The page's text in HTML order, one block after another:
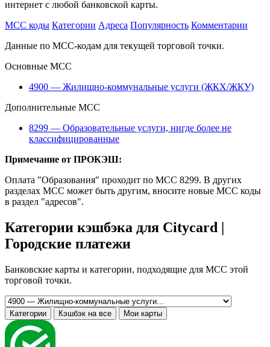
интернет с любой банковской карты.
MCC коды Категории Адреса Популярность Комментарии
Данные по MCC-кодам для текущей торговой точки.
Основные MCC
4900 — Жилищно-коммунальные услуги (ЖКХ/ЖКУ)
Дополнительные MCC
8299 — Образовательные услуги, нигде более не
классифицированные
Примечание от ПРОКЭШ:
Оплата "Образования" проходит по МСС 8299. В других
разделах МСС может быть другим, вносите новые МСС коды
в раздел "адресов".
Категории кэшбэка для Citycard |
Городские платежи
Банковские карты и категории, подходящие для MCC этой
торговой точки.
Категории Кэшбэк на все Мои карты